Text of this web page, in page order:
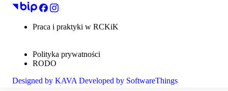
Praca i praktyki w RCKiK
Polityka prywatności
RODO
Designed by KAVA Developed by SoftwareThings